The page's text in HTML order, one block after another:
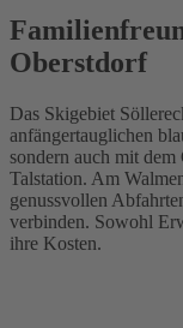
Oberstdorf
Das Skigebiet
anfängertauglichen
sondern auch mit
Talstation. Am
genussvollen
verbinden. Sowohl
ihre Kosten.